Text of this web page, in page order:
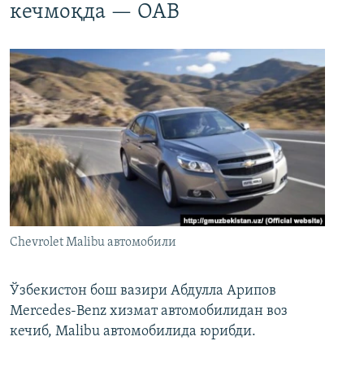
кечмоқда — ОАВ
Chevrolet Malibu автомобили
Ўзбекистон бош вазири Абдулла Арипов
Mercedes-Benz хизмат автомобилидан воз
кечиб, Malibu автомобилида юрибди.